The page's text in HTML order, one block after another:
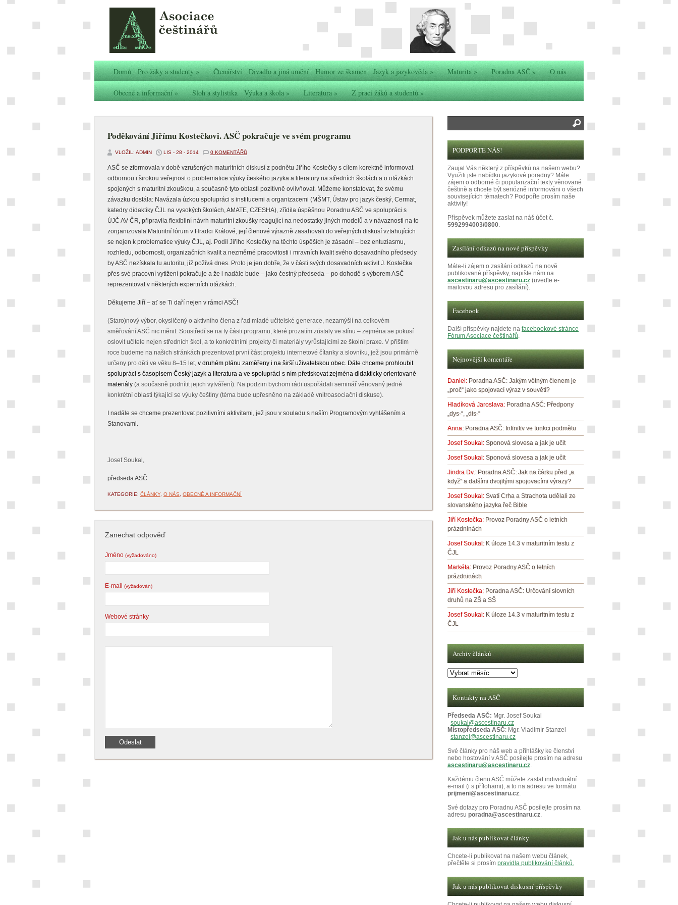
Domů Pro žáky a studenty» Čtenářství Divadlo a jiná umění Humor ze škamen Jazyk a jazykověda» Maturita» Poradna ASČ» O nás
Obecné a informační» Sloh a stylistika Výuka a škola» Literatura» Z prací žáků a studentů»
Poděkování Jiřímu Kostečkovi. ASČ pokračuje ve svém programu
VLOŽIL: ADMIN LIS - 28 - 2014 0 KOMENTÁŘŮ
ASČ se zformovala v době vzrušených maturitních diskusí z podnětu Jiřího Kostečky s cílem korektně informovat
odbornou i širokou veřejnost o problematice výuky českého jazyka a literatury na středních školách a o otázkách
spojených s maturitní zkouškou, a současně tyto oblasti pozitivně ovlivňovat. Můžeme konstatovat, že svému
závazku dostála: Navázala úzkou spolupráci s institucemi a organizacemi (MŠMT, Ústav pro jazyk český, Cermat,
katedry didaktiky ČJL na vysokých školách, AMATE, CZESHA), zřídila úspěšnou Poradnu ASČ ve spolupráci s
ÚJČ AV ČR, připravila flexibilní návrh maturitní zkoušky reagující na nedostatky jiných modelů a v návaznosti na to
zorganizovala Maturitní fórum v Hradci Králové, její členové výrazně zasahovali do veřejných diskusí vztahujících
se nejen k problematice výuky ČJL, aj. Podíl Jiřího Kostečky na těchto úspěších je zásadní – bez entuziasmu,
rozhledu, odbornosti, organizačních kvalit a nezměrné pracovitosti i mravních kvalit svého dosavadního předsedy
by ASČ nezískala tu autoritu, jíž požívá dnes. Proto je jen dobře, že v části svých dosavadních aktivit J. Kostečka
přes své pracovní vytížení pokračuje a že i nadále bude – jako čestný předseda – po dohodě s výborem ASČ
reprezentovat v některých expertních otázkách.
Děkujeme Jiří – ať se Ti daří nejen v rámci ASČ!
(Staro)nový výbor, okysličený o aktivního člena z řad mladé učitelské generace, nezamýšlí na celkovém
směřování ASČ nic měnit. Soustředí se na ty části programu, které prozatím zůstaly ve stínu – zejména se pokusí
oslovit učitele nejen středních škol, a to konkrétními projekty či materiály vyrůstajícími ze školní praxe. V příštím
roce budeme na našich stránkách prezentovat první část projektu internetové čítanky a slovníku, jež jsou primárně
určeny pro děti ve věku 8–15 let, v druhém plánu zaměřeny i na širší uživatelskou obec. Dále chceme prohloubit
spolupráci s časopisem Český jazyk a literatura a ve spolupráci s ním přetiskovat zejména didakticky orientované
materiály (a současně podnítit jejich vytváření). Na podzim bychom rádi uspořádali seminář věnovaný jedné
konkrétní oblasti týkající se výuky češtiny (téma bude upřesněno na základě vnitroasociační diskuse).
I nadále se chceme prezentovat pozitivními aktivitami, jež jsou v souladu s naším Programovým vyhlášením a
Stanovami.
Josef Soukal,
předseda ASČ
KATEGORIE: ČLÁNKY, O NÁS OBECNÉ A INFORMAČNÍ
Zanechat odpověď
Jméno (vyžadováno)
E-mail (vyžadován)
Webové stránky
PODPOŘTE NÁS!
Zaujal Vás některý z příspěvků na našem webu?
Využili jste nabídku jazykové poradny? Máte
zájem o odborné či popularizační texty věnované
češtině a chcete být seriózně informováni o všech
souvisejících tématech? Podpořte prosím naše
aktivity!
Příspěvek můžete zaslat na náš účet č.
5992994003/0800.
Zasílání odkazů na nové příspěvky
Máte-li zájem o zasílání odkazů na nově
publikované příspěvky, napište nám na
ascestinaru@ascestinaru.cz (uveďte e-
mailovou adresu pro zasílání).
Facebook
Další příspěvky najdete na facebookové stránce
Fórum Asociace češtinářů.
Nejnovější komentáře
Daniel: Poradna ASČ: Jakým větným členem je
„proč“ jako spojovací výraz v souvětí?
Hladíková Jaroslava: Poradna ASČ: Předpony
„dys-“, „dis-“
Anna: Poradna ASČ: Infinitiv ve funkci podmětu
Josef Soukal: Sponová slovesa a jak je učit
Josef Soukal: Sponová slovesa a jak je učit
Jindra Dv.: Poradna ASČ: Jak na čárku před „a
když“ a dalšími dvojitými spojovacími výrazy?
Josef Soukal: Svatí Crha a Strachota udělali ze
slovanského jazyka řeč Bible
Jiří Kostečka: Provoz Poradny ASČ o letních
prázdninách
Josef Soukal: K úloze 14.3 v maturitním testu z
ČJL
Markéta: Provoz Poradny ASČ o letních
prázdninách
Jiří Kostečka: Poradna ASČ: Určování slovních
druhů na ZŠ a SŠ
Josef Soukal: K úloze 14.3 v maturitním testu z
ČJL
Archiv článků
Archiv
článků
Kontakty na ASČ
Předseda ASČ: Mgr. Josef Soukal
soukal@ascestinaru.cz
Místopředseda ASČ: Mgr. Vladimír Stanzel
stanzel@ascestinaru.cz
Své články pro náš web a přihlášky ke členství
nebo hostování v ASČ posílejte prosím na adresu
ascestinaru@ascestinaru.cz.
Každému členu ASČ můžete zaslat individuální
e-mail (i s přílohami), a to na adresu ve formátu
prijmeni@ascestinaru.cz.
Své dotazy pro Poradnu ASČ posílejte prosím na
adresu poradna@ascestinaru.cz.
Jak u nás publikovat články
Chcete-li publikovat na našem webu článek,
přečtěte si prosím pravidla publikování článků.
Jak u nás publikovat diskusní příspěvky